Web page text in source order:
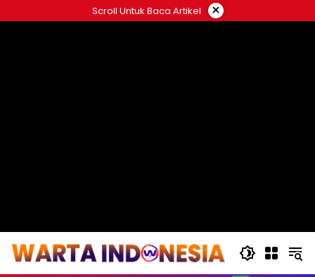
ke
Scroll Untuk Baca Artikel ×